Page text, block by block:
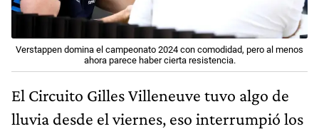
Verstappen domina el campeonato 2024 con comodidad, pero al menos
ahora parece haber cierta resistencia.
El Circuito Gilles Villeneuve tuvo algo de
lluvia desde el viernes, eso interrumpió los